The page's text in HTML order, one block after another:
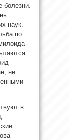
болезни.
наук. –
по
не
в